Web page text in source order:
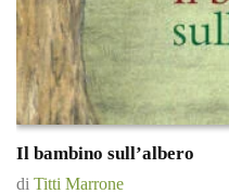
Il bambino sull’albero
di Titti Marrone